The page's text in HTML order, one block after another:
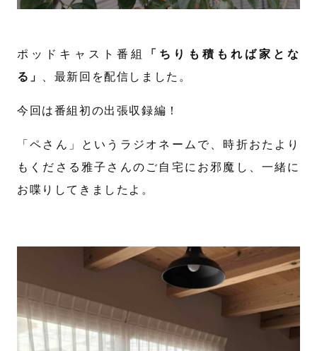
ポッドキャスト番組
「ちりも積もれば家とな
る」
、最新回を配信しました。
今回は番組初の出張収録編！
「ペさん」というラジオネームで、時折おたより
もくださる雅子さんのご自宅にお邪魔し、一緒に
お喋りしてきましたよ。